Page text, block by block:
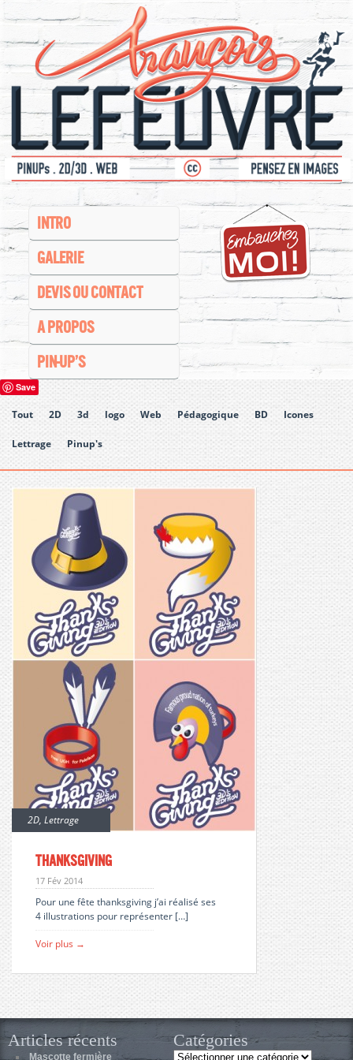
INTRO
GALERIE
DEVIS OU CONTACT
A PROPOS
PIN-UP’S
Save
Tout 2D 3d logo Web Pédagogique BD Icones
Lettrage Pinup's
2D, Lettrage
Thanksgiving
17 Fév 2014
Pour une fête thanksgiving j’ai réalisé ses
4 illustrations pour représenter […]
Voir plus →
Articles récents
Mascotte fermière
Catégories
Catégories